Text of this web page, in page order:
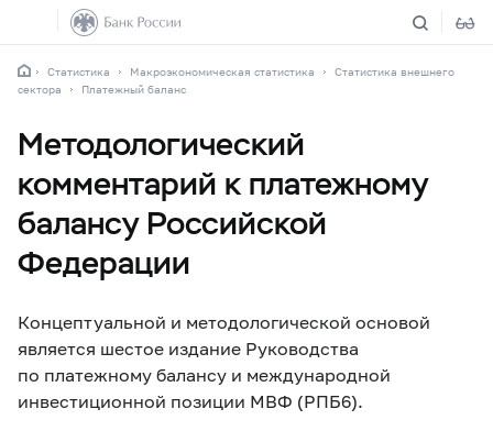
Статистика Макроэкономическая статистика
Статистика внешнего
сектора
Платежный баланс
Методологический
комментарий к платежному
балансу Российской
Федерации
Концептуальной и методологической основой
является шестое издание Руководства
по платежному балансу и международной
инвестиционной позиции МВФ (РПБ6).